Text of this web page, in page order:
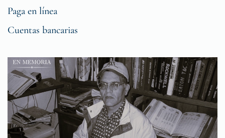
Paga en línea
Cuentas bancarias